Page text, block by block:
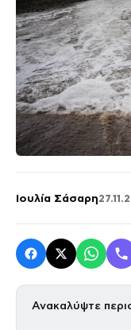
Ιουλία Σάσαρη
Ανακαλύψτε